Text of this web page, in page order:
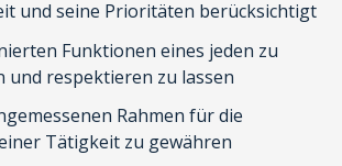
und seine Prioritäten berücksichtigt
Funktionen eines jeden zu
und respektieren zu lassen
Rahmen für die
Tätigkeit zu gewähren